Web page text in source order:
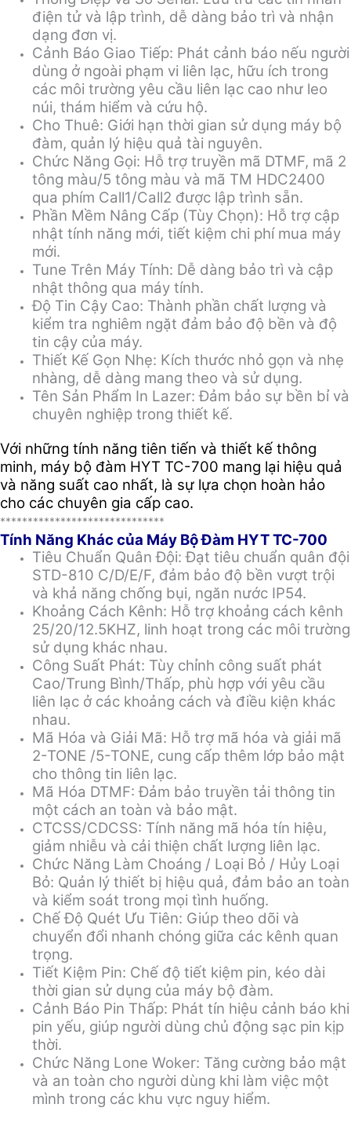
điện tử và lập trình, dễ dàng bảo trì và nhận
dạng đơn vị.
Cảnh Báo Giao Tiếp: Phát cảnh báo nếu người
dùng ở ngoài phạm vi liên lạc, hữu ích trong
các môi trường yêu cầu liên lạc cao như leo
núi, thám hiểm và cứu hộ.
Cho Thuê: Giới hạn thời gian sử dụng máy bộ
đàm, quản lý hiệu quả tài nguyên.
Chức Năng Gọi: Hỗ trợ truyền mã DTMF, mã 2
tông màu/5 tông màu và mã TM HDC2400
qua phím Call1/Call2 được lập trình sẵn.
Phần Mềm Nâng Cấp (Tùy Chọn): Hỗ trợ cập
nhật tính năng mới, tiết kiệm chi phí mua máy
mới.
Tune Trên Máy Tính: Dễ dàng bảo trì và cập
nhật thông qua máy tính.
Độ Tin Cậy Cao: Thành phần chất lượng và
kiểm tra nghiêm ngặt đảm bảo độ bền và độ
tin cậy của máy.
Thiết Kế Gọn Nhẹ: Kích thước nhỏ gọn và nhẹ
nhàng, dễ dàng mang theo và sử dụng.
Tên Sản Phẩm In Lazer: Đảm bảo sự bền bỉ và
chuyên nghiệp trong thiết kế.
Với những tính năng tiên tiến và thiết kế thông
minh, máy bộ đàm HYT TC-700 mang lại hiệu quả
và năng suất cao nhất, là sự lựa chọn hoàn hảo
cho các chuyên gia cấp cao.
******************************
Tính Năng Khác của Máy Bộ Đàm HYT TC-700
Tiêu Chuẩn Quân Đội: Đạt tiêu chuẩn quân đội
STD-810 C/D/E/F, đảm bảo độ bền vượt trội
và khả năng chống bụi, ngăn nước IP54.
Khoảng Cách Kênh: Hỗ trợ khoảng cách kênh
25/20/12.5KHZ, linh hoạt trong các môi trường
sử dụng khác nhau.
Công Suất Phát: Tùy chỉnh công suất phát
Cao/Trung Bình/Thấp, phù hợp với yêu cầu
liên lạc ở các khoảng cách và điều kiện khác
nhau.
Mã Hóa và Giải Mã: Hỗ trợ mã hóa và giải mã
2-TONE /5-TONE, cung cấp thêm lớp bảo mật
cho thông tin liên lạc.
Mã Hóa DTMF: Đảm bảo truyền tải thông tin
một cách an toàn và bảo mật.
CTCSS/CDCSS: Tính năng mã hóa tín hiệu,
giảm nhiễu và cải thiện chất lượng liên lạc.
Chức Năng Làm Choáng / Loại Bỏ / Hủy Loại
Bỏ: Quản lý thiết bị hiệu quả, đảm bảo an toàn
và kiểm soát trong mọi tình huống.
Chế Độ Quét Ưu Tiên: Giúp theo dõi và
chuyển đổi nhanh chóng giữa các kênh quan
trọng.
Tiết Kiệm Pin: Chế độ tiết kiệm pin, kéo dài
thời gian sử dụng của máy bộ đàm.
Cảnh Báo Pin Thấp: Phát tín hiệu cảnh báo khi
pin yếu, giúp người dùng chủ động sạc pin kịp
thời.
Chức Năng Lone Woker: Tăng cường bảo mật
và an toàn cho người dùng khi làm việc một
mình trong các khu vực nguy hiểm.